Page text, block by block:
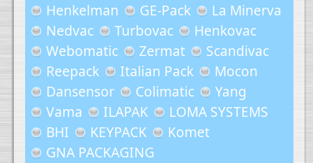
Henkelman GE-Pack
La Minerva
Nedvac
Turbovac
Henkovac
Webomatic
Zermat
Scandivac
Reepack
Italian Pack
Mocon
Dansensor
Colimatic
Yang
Vama
ILAPAK
LOMA SYSTEMS
BHI
KEYPACK
Komet
GNA PACKAGING